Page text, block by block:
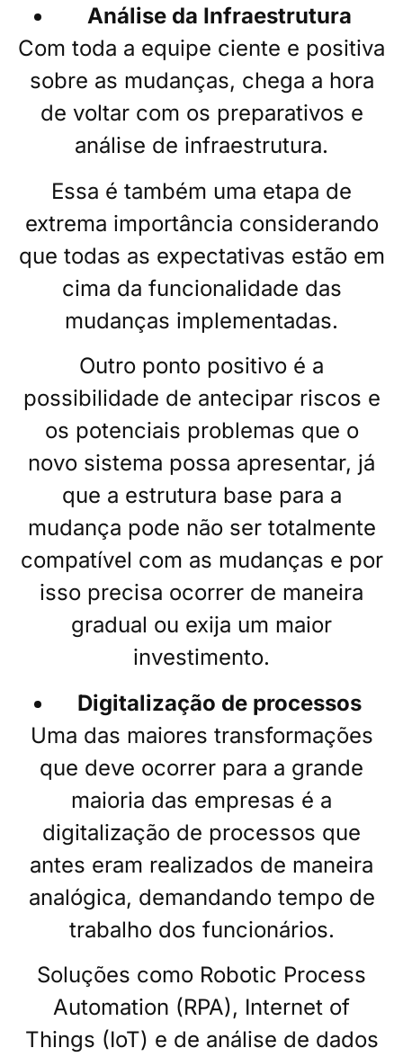
Análise da Infraestrutura
Com toda a equipe ciente e positiva
sobre as mudanças, chega a hora
de voltar com os preparativos e
análise de infraestrutura.
Essa é também uma etapa de
extrema importância considerando
que todas as expectativas estão em
cima da funcionalidade das
mudanças implementadas.
Outro ponto positivo é a
possibilidade de antecipar riscos e
os potenciais problemas que o
novo sistema possa apresentar, já
que a estrutura base para a
mudança pode não ser totalmente
compatível com as mudanças e por
isso precisa ocorrer de maneira
gradual ou exija um maior
investimento.
Digitalização de processos
Uma das maiores transformações
que deve ocorrer para a grande
maioria das empresas é a
digitalização de processos que
antes eram realizados de maneira
analógica, demandando tempo de
trabalho dos funcionários.
Soluções como Robotic Process
Automation (RPA), Internet of
Things (IoT) e de análise de dados